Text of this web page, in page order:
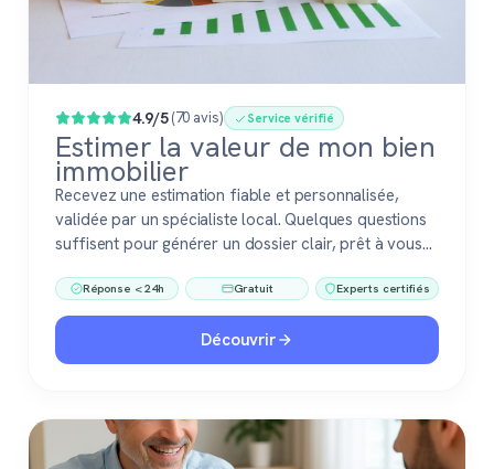
4.9/5(70 avis) Service vérifié
Estimer la valeur de mon bien
immobilier
Recevez une estimation fiable et personnalisée,
validée par un spécialiste local. Quelques questions
suffisent pour générer un dossier clair, prêt à vous
immobilier. Gratuit, sans engagement, 100 %
confiance.
Réponse < 24h Gratuit Experts certifiés
Découvrir